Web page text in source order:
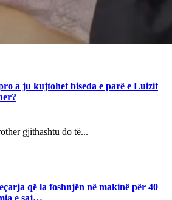
a ju kujtohet biseda e parë e Luizit
gjithashtu do të...
që la foshnjën në makinë për 40